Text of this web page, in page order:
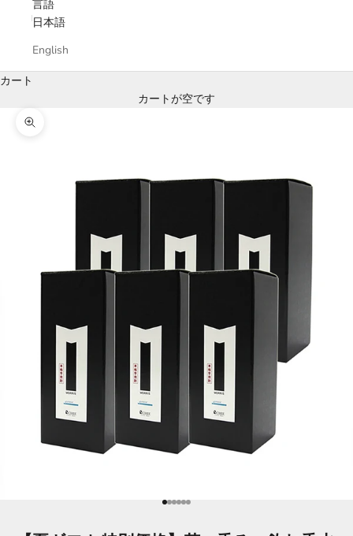
言語
日本語
English
カート
カートが空です
ズームイン
項目に移動する 1
項目に移動する 2
項目に移動する 3
項目に移動する 4
項目に移動する 5
項目に移動する 6